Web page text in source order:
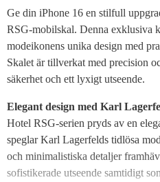
Ge din iPhone 16 en stilfull
RSG-mobilskal. Denna exklusiva
modeikonens unika design med
Skalet är tillverkat med precision
säkerhet och ett lyxigt utseende.
Elegant design med Karl
Hotel RSG-serien pryds av en
speglar Karl Lagerfelds tidlösa
och minimalistiska detaljer
sofistikerade utseende samtidigt